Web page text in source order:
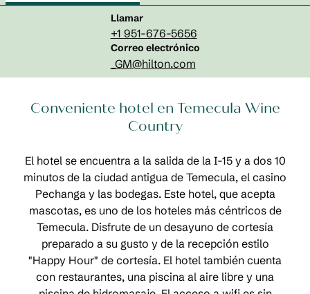
Llamar
Llame al
+1 951-676-5656
Correo electrónico
Correo electrónicoLAXTM
_GM@hilton.com
Conveniente hotel en Temecula Wine
Country
El hotel se encuentra a la salida de la I-15 y a dos 10
minutos de la ciudad antigua de Temecula, el casino
Pechanga y las bodegas. Este hotel, que acepta
mascotas, es uno de los hoteles más céntricos de
Temecula. Disfrute de un desayuno de cortesía
preparado a su gusto y de la recepción estilo
"Happy Hour" de cortesía. El hotel también cuenta
con restaurantes, una piscina al aire libre y una